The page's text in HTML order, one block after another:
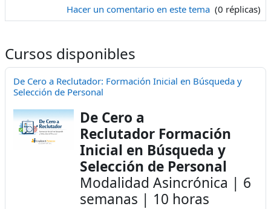
Hacer un comentario en este tema (0 réplicas)
Cursos disponibles
De Cero a Reclutador: Formación Inicial en Búsqueda y
Selección de Personal
De Cero a
Reclutador Formación
Inicial en Búsqueda y
Selección de Personal
Modalidad Asincrónica | 6
semanas | 10 horas